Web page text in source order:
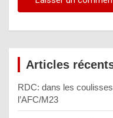
Articles
RDC: dans les
l’AFC/M23